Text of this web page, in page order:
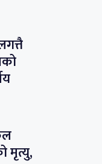
मृत्यु,